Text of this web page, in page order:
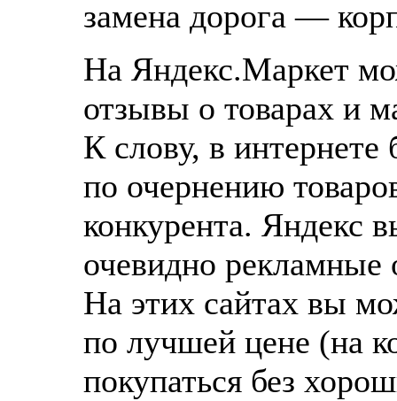
замена дорога —
На Яндекс.Маркет
отзывы о товарах и
К слову, в
по очернению
конкурента. Яндекс
очевидно рекламные
На этих сайтах вы
по лучшей цене (на
покупаться без